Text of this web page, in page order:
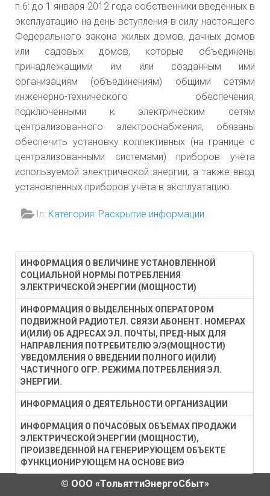
к ценовым зонам оптового
энергии и мощности, и
территорий, отнесенных к
неценовым зонам
оптового рынка
электрической энергии и
мощности
Приказ Федеральной
антимонопольной
службы от 12.12.2022 №
971/22 "Об утверждении
оказываемые АО "АТС"
субъектам оптового рынка
электрической энергии
(мощности), на 2023 год"
Приказ Федеральной
антимонопольной
службы от 12.12.2022 №
972/22 "Об утверждении
тарифов на услуги по
оперативно-
диспетчерскому
управлению в
электроэнергетике в части
области, на 2018
год »
Приказ
Министерства
Энергетики и
ЖКХ по
области № 555
от 07.12.2016 г.
"Об установлении
цен (тарифов) на
поставляемую
приравненным к
нему категориям
потребителей по
Самарской
области на 2017
год"
Приказ
Энергетики и
ЖКХ по
Самарской
области № 139
от 30.06.2016 г.
"Об установлении
п.6: до 1 января 2012 года собственники введённых в
эксплуатацию на день вступления в силу настоящего
Федерального закона жилых домов, дачных домов
или садовых домов, которые объединены
принадлежащими им или созданным ими
организациям (объединениям) общими сетями
инженерно-технического обеспечения,
подключенными к электрическим сетям
централизованного электроснабжения, обязаны
обеспечить установку коллективных (на границе с
централизованными системами) приборов учёта
используемой электрической энергии, а также ввод
установленных приборов учёта в эксплуатацию.
In: Категория: Раскрытие информации
ИНФОРМАЦИЯ О ВЕЛИЧИНЕ УСТАНОВЛЕННОЙ
СОЦИАЛЬНОЙ НОРМЫ ПОТРЕБЛЕНИЯ
ЭЛЕКТРИЧЕСКОЙ ЭНЕРГИИ (МОЩНОСТИ)
ИНФОРМАЦИЯ О ВЫДЕЛЕННЫХ ОПЕРАТОРОМ
ПОДВИЖНОЙ РАДИОТЕЛ. СВЯЗИ АБОНЕНТ. НОМЕРАХ
И(ИЛИ) ОБ АДРЕСАХ ЭЛ. ПОЧТЫ, ПРЕД-НЫХ ДЛЯ
НАПРАВЛЕНИЯ ПОТРЕБИТЕЛЮ Э/Э(МОЩНОСТИ)
УВЕДОМЛЕНИЯ О ВВЕДЕНИИ ПОЛНОГО И(ИЛИ)
ЧАСТИЧНОГО ОГР. РЕЖИМА ПОТРЕБЛЕНИЯ ЭЛ.
ЭНЕРГИИ.
ИНФОРМАЦИЯ О ДЕЯТЕЛЬНОСТИ ОРГАНИЗАЦИИ
ИНФОРМАЦИЯ О ПОЧАСОВЫХ ОБЪЕМАХ ПРОДАЖИ
ЭЛЕКТРИЧЕСКОЙ ЭНЕРГИИ (МОЩНОСТИ),
ПРОИЗВЕДЕННОЙ НА ГЕНЕРИРУЮЩЕМ ОБЪЕКТЕ
ФУНКЦИОНИРУЮЩЕМ НА ОСНОВЕ ВИЭ
© ООО «ТольяттиЭнергоСбыт»